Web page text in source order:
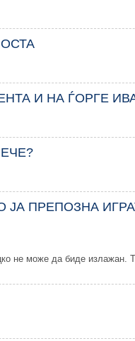
И НА ЃОРГЕ
ПРЕПОЗНА
не може да биде излажан.